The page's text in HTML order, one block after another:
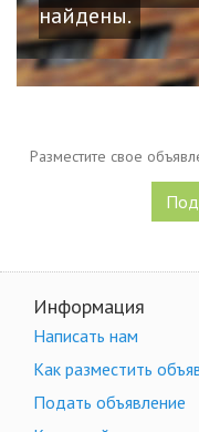
найдены.
Разместите свое
Информация
Написать нам
Как разместить
Подать объявление